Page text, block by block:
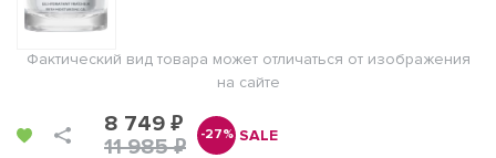
Фактический вид товара может отличаться от изображения
на сайте
8 749 ₽
11 985 ₽
-27% SALE